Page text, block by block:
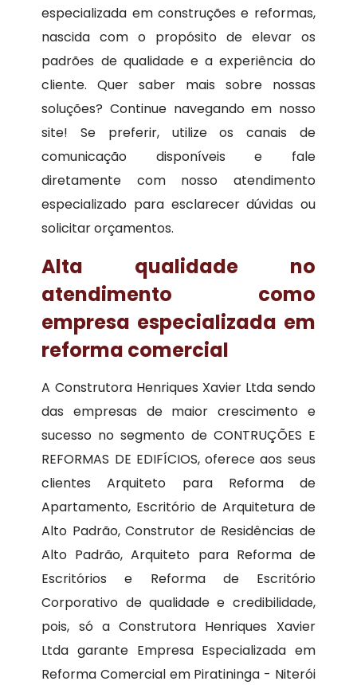
especializada em construções e reformas,
nascida com o propósito de elevar os
padrões de qualidade e a experiência do
cliente. Quer saber mais sobre nossas
soluções? Continue navegando em nosso
site! Se preferir, utilize os canais de
comunicação disponíveis e fale
diretamente com nosso atendimento
especializado para esclarecer dúvidas ou
solicitar orçamentos.
Alta qualidade no
atendimento como
empresa especializada em
reforma comercial
A Construtora Henriques Xavier Ltda sendo
das empresas de maior crescimento e
sucesso no segmento de CONTRUÇÕES E
REFORMAS DE EDIFÍCIOS, oferece aos seus
clientes Arquiteto para Reforma de
Apartamento, Escritório de Arquitetura de
Alto Padrão, Construtor de Residências de
Alto Padrão, Arquiteto para Reforma de
Escritórios e Reforma de Escritório
Corporativo de qualidade e credibilidade,
pois, só a Construtora Henriques Xavier
Ltda garante Empresa Especializada em
Reforma Comercial em Piratininga - Niterói